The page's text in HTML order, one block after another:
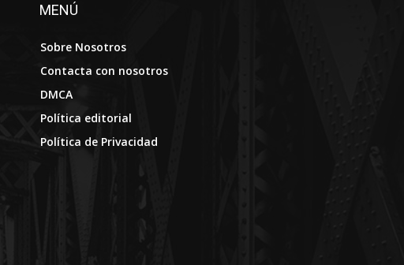
MENÚ
Sobre Nosotros
Contacta con nosotros
DMCA
Política editorial
Política de Privacidad